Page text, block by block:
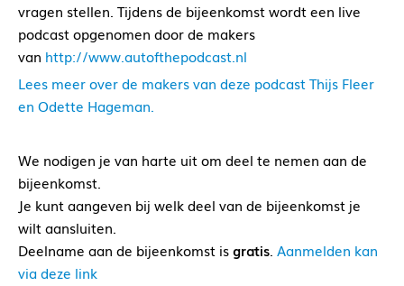
vragen stellen. Tijdens de bijeenkomst wordt een live
podcast opgenomen door de makers
van http://www.autofthepodcast.nl
Lees meer over de makers van deze podcast Thijs Fleer
en Odette Hageman.
We nodigen je van harte uit om deel te nemen aan de
bijeenkomst.
Je kunt aangeven bij welk deel van de bijeenkomst je
wilt aansluiten.
Deelname aan de bijeenkomst isgratis. Aanmelden kan
via deze link